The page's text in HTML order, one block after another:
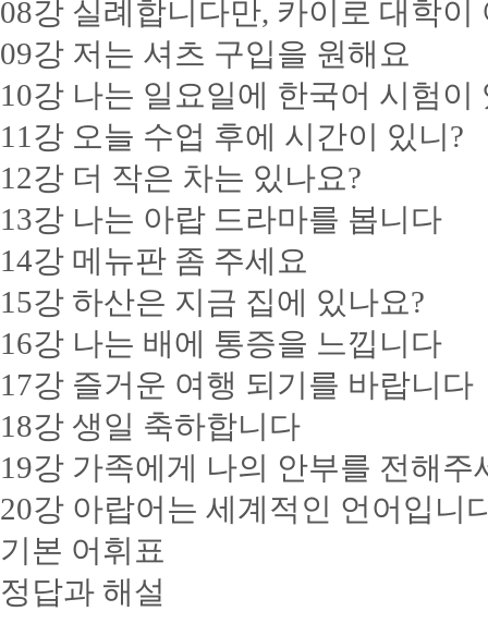
08강 실례합니다만, 카이로 대학이
09강 저는 셔츠 구입을 원해요
10강 나는 일요일에 한국어 시험이
11강 오늘 수업 후에 시간이 있니?
12강 더 작은 차는 있나요?
13강 나는 아랍 드라마를 봅니다
14강 메뉴판 좀 주세요
15강 하산은 지금 집에 있나요?
16강 나는 배에 통증을 느낍니다
17강 즐거운 여행 되기를 바랍니다
18강 생일 축하합니다
19강 가족에게 나의 안부를 전해주
20강 아랍어는 세계적인 언어입니
기본 어휘표
정답과 해설